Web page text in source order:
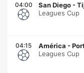
04:00 San Diego -
Leagues Cup
04:15 América -
Leagues Cup